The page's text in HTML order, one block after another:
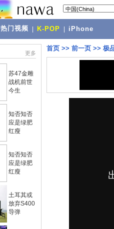
热门视频 K-POP iPhone
更多
苏47金雕
战机前世
今生
知否知否
应是绿肥
红瘦
知否知否
应是绿肥
红瘦
土耳其或
放弃S400
导弹
首页 >> 前一页 >> 极